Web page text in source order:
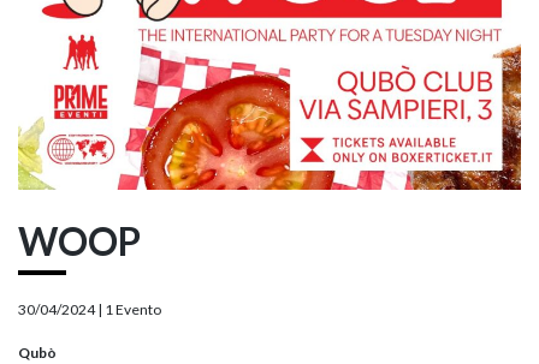
WOOP
30/04/2024 | 1 Evento
Qubò